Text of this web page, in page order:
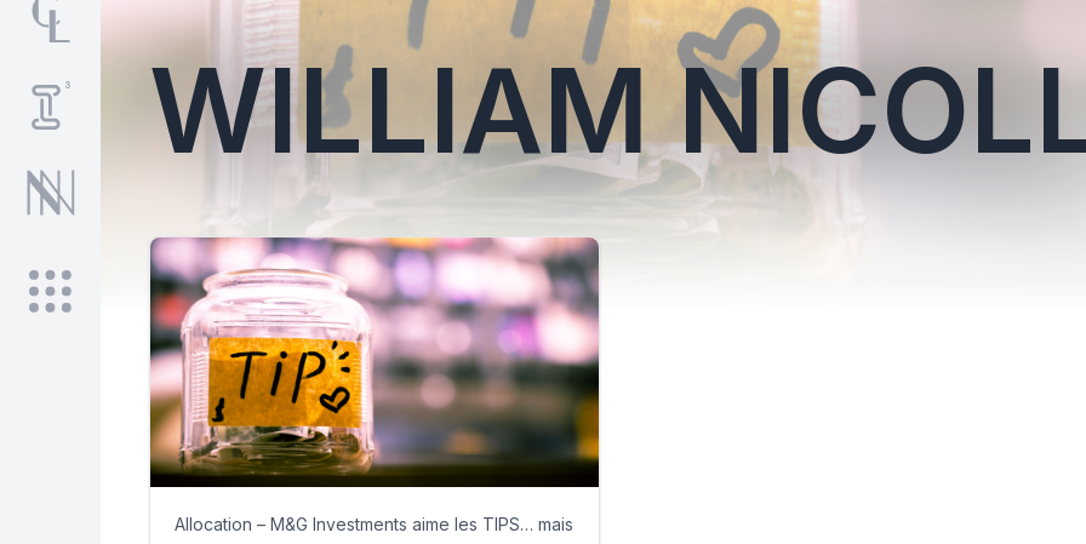
WILLIAM
Allocation – M&G Investments aime les TIPS… mais